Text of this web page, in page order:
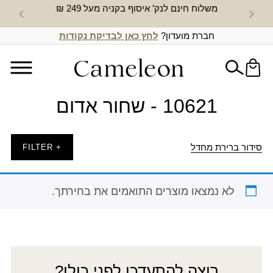
משלוח חינם לנק’ איסוף בקניה מעל 249 ₪ חדש
חברת מועדון? לחץ כאן לבדיקת נקודות
10621 - שחור אדום
סידור ברירת מחדל + FILTER
לא נמצאו מוצרים התואמים את בחירתך.